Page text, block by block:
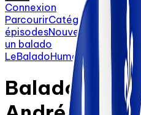
Connexion
ParcourirCatégories
Derniers
épisodesNouveautés
un balado
LeBaladoHumaniste
Balado